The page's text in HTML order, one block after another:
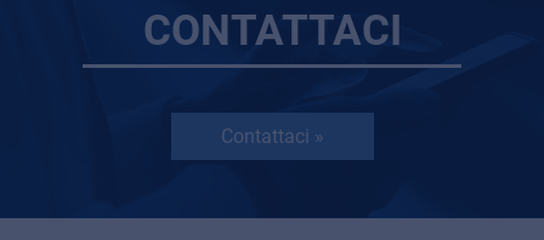
CONTATTACI
Contattaci »